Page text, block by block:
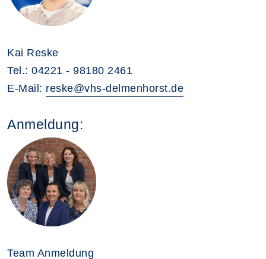
Kai Reske
Tel.: 04221 - 98180 2461
E-Mail: reske@vhs-delmenhorst.de
Anmeldung:
Team Anmeldung